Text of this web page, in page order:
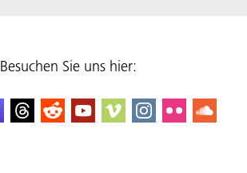
Besuchen Sie uns hier: